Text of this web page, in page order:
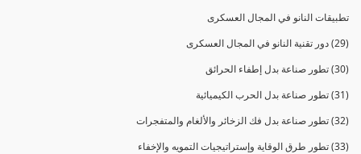
تطبيقات النانو في المجال العسكرى
(29) دور تقنية النانو في المجال العسكرى
(30) تطور صناعة بدل إطفاء الحرائق
(31) تطور صناعة بدل الحرب الكيميائية
(32) تطور صناعة بدل فك الزخائر والألغام والمتفجرات
(33) تطور طرق الوقاية وإستراتيجيات التمويه والإخفاء